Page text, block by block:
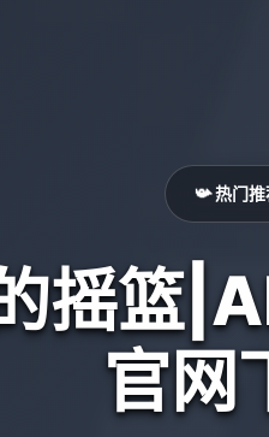
📯 热门推
摇篮
官网